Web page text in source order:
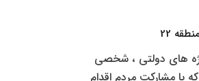
22
های دولتی ، شخصی
مشارکت مردم اقدام